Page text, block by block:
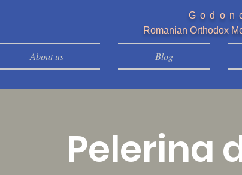
About us Blog
Romanian Orthodox
Pelerina